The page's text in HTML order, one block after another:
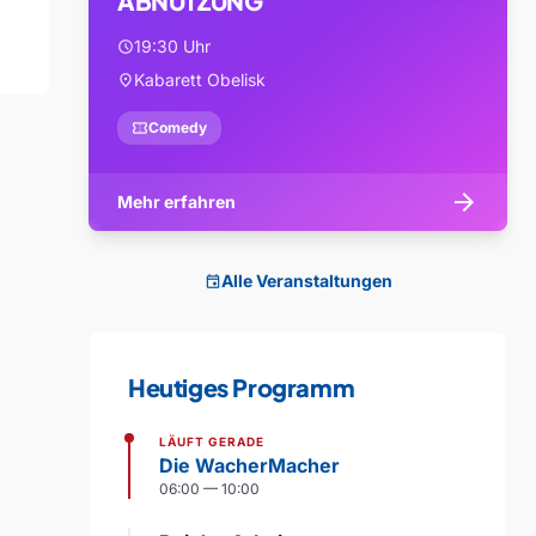
schedule19:30 Uhr
location_onKabarett Obelisk
confirmation_numberComedy
Mehr erfahren arrow_forward
eventAlle Veranstaltungen
Heutiges Programm
LÄUFT GERADE
Die WacherMacher
06:00 — 10:00